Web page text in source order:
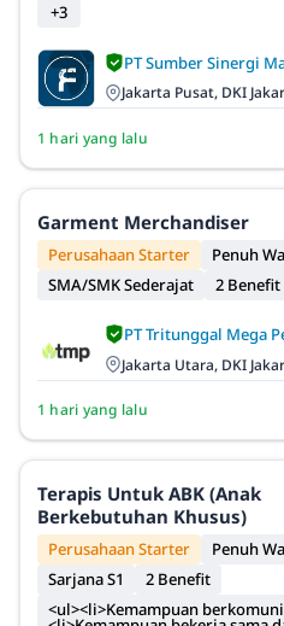
+3
PT Sumber Sinergi
Jakarta Pusat, DKI
1 hari yang lalu
Garment Merchandiser
Perusahaan Starter Penuh
SMA/SMK Sederajat
2 Benefit
PT Tritunggal Mega
Jakarta Utara, DKI
1 hari yang lalu
Terapis Untuk ABK (Anak
Berkebutuhan Khusus)
Perusahaan Starter Penuh
Sarjana S1
2 Benefit
<ul><li>Kemampuan